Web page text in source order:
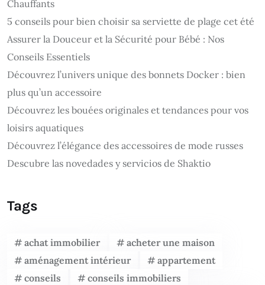
Chauffants
5 conseils pour bien choisir sa serviette de plage cet été
Assurer la Douceur et la Sécurité pour Bébé : Nos
Conseils Essentiels
Découvrez l’univers unique des bonnets Docker : bien
plus qu’un accessoire
Découvrez les bouées originales et tendances pour vos
loisirs aquatiques
Découvrez l’élégance des accessoires de mode russes
Descubre las novedades y servicios de Shaktio
Tags
achat immobilier
acheter une maison
aménagement intérieur
appartement
conseils
conseils immobiliers